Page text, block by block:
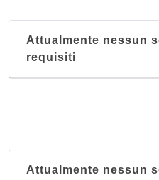
Attualmente nessun
requisiti
Attualmente nessun